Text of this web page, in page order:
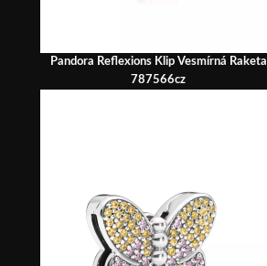
Pandora Reflexions Klip Vesmírná Raketa
787566cz